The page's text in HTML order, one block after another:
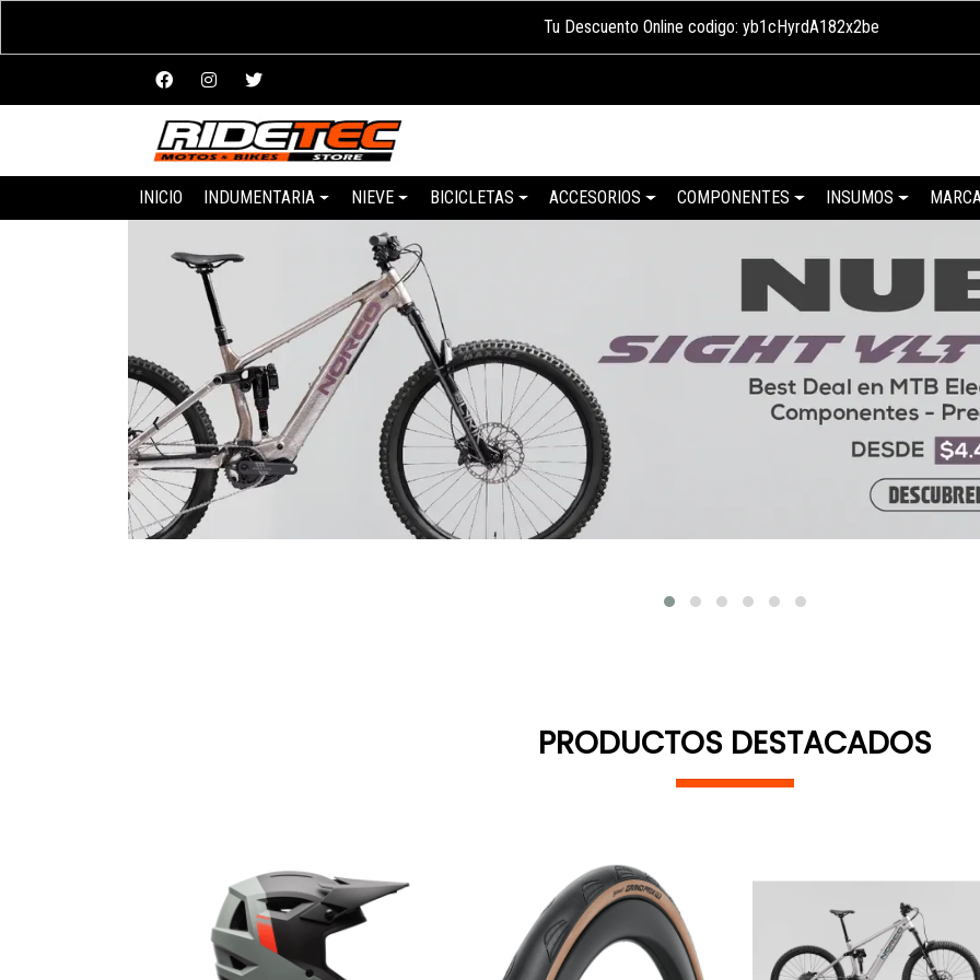
Tu Descuento Online codigo: yb1cHyrdA182x2be
INICIO INDUMENTARIA NIEVE BICICLETAS ACCESORIOS COMPONENTES INSUMOS
‹
PRODUCTOS DESTACADOS